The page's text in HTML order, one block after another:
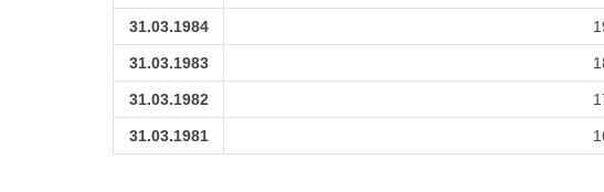
31.03.1984
31.03.1983
31.03.1982
31.03.1981